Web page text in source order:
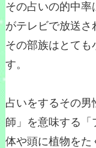
その占いの的中率
がテレビで放送さ
その部族はとて
す。
占いをするその
師」を意味する「
体や頭に植物をた